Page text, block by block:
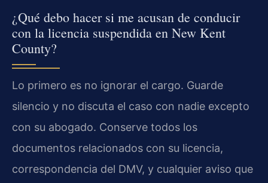
¿Qué debo hacer si me acusan de conducir
con la licencia suspendida en New Kent
County?
Lo primero es no ignorar el cargo. Guarde
silencio y no discuta el caso con nadie excepto
con su abogado. Conserve todos los
documentos relacionados con su licencia,
correspondencia del DMV, y cualquier aviso que